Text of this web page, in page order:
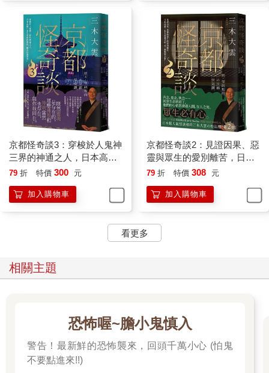
京都怪奇談3：穿梭於人鬼神
三界的神通之人，日本高僧
三木大雲所經歷的「離奇怪
79 折 特價 300 元
加入購物車
京都怪奇談2：見證因果、惡
靈與眾生的愛別離苦，日本
高僧三木大雲遇見的「另一
79 折 特價 308 元
加入購物車
看更多
相關主題
恐怖喔~膽小鬼慎入
警告！最新鮮的恐怖襲來，回頭千萬小心 (怕鬼
不要點進來!!)